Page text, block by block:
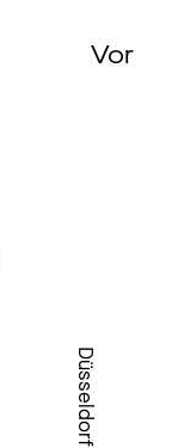
Vor
Düsseldorf